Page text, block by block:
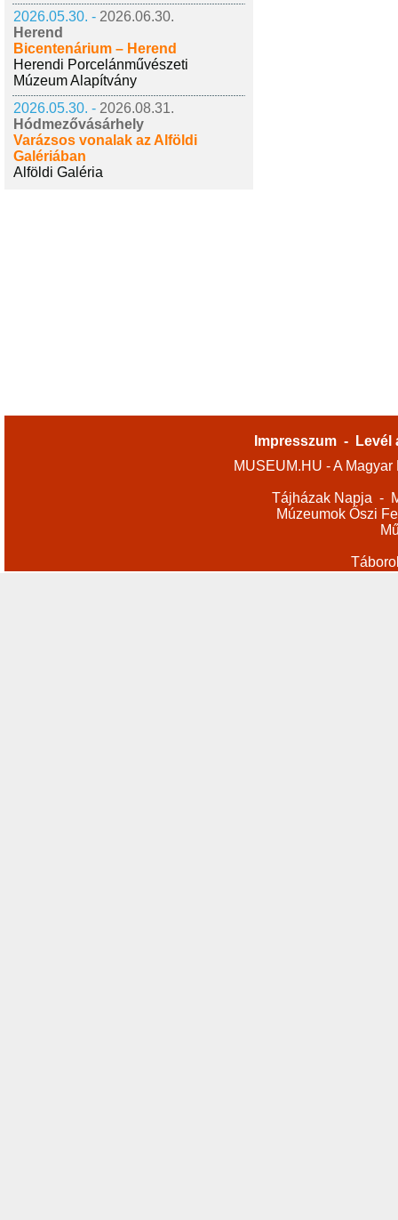
2026.05.30. - 2026.06.30.
Herend
Bicentenárium – Herend
Herendi Porcelánművészeti
Múzeum Alapítvány
2026.05.30. - 2026.08.31.
Hódmezővásárhely
Varázsos vonalak az Alföldi
Galériában
Alföldi Galéria
Impresszum -
Levél
MUSEUM.HU - A
Tájházak Napja -
Múzeumok Őszi